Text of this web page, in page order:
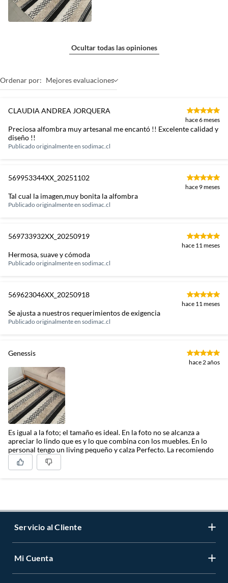
Ocultar todas las opiniones
Ordenar por: Mejores evaluaciones
CLAUDIA ANDREA JORQUERA
hace 6 meses
Preciosa alfombra muy artesanal me encantó !! Excelente calidad y
diseño !!
Publicado originalmente en sodimac.cl
569953344XX_20251102
hace 9 meses
Tal cual la imagen,muy bonita la alfombra
Publicado originalmente en sodimac.cl
569733932XX_20250919
hace 11 meses
Hermosa, suave y cómoda
Publicado originalmente en sodimac.cl
569623046XX_20250918
hace 11 meses
Se ajusta a nuestros requerimientos de exigencia
Publicado originalmente en sodimac.cl
Genessis
hace 2 años
Es igual a la foto; el tamaño es ideal. En la foto no se alcanza a
apreciar lo lindo que es y lo que combina con los muebles. En lo
personal tengo un living pequeño y calza Perfecto. La recomiendo
Servicio al Cliente
Contáctanos
Mi Cuenta